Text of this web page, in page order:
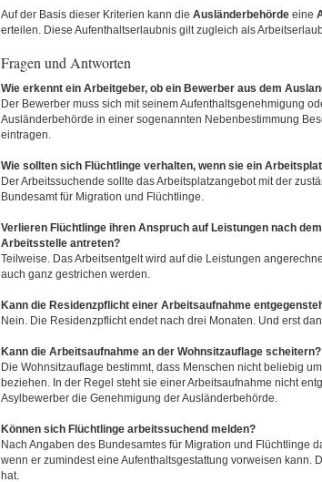
Auf der Basis dieser Kriterien kann die Ausländerbehördeeine
erteilen. Diese Aufenthaltserlaubnis gilt zugleich als
Fragen und Antworten
Wie erkennt ein Arbeitgeber, ob ein Bewerber aus dem
Der Bewerber muss sich mit seinem Aufenthaltsgenehmigung
Ausländerbehörde in einer sogenannten Nebenbestimmung
eintragen.
Wie sollten sich Flüchtlinge verhalten, wenn sie ein
Der Arbeitssuchende sollte das Arbeitsplatzangebot mit der
Bundesamt für Migration und Flüchtlinge.
Verlieren Flüchtlinge ihren Anspruch auf Leistungen nach
Arbeitsstelle antreten?
Teilweise. Das Arbeitsentgelt wird auf die Leistungen
auch ganz gestrichen werden.
Kann die Residenzpflicht einer Arbeitsaufnahme
Nein. Die Residenzpflicht endet nach drei Monaten. Und erst
Kann die Arbeitsaufnahme an der Wohnsitzauflage scheitern?
Die Wohnsitzauflage bestimmt, dass Menschen nicht beliebig
beziehen. In der Regel steht sie einer Arbeitsaufnahme nicht
Asylbewerber die Genehmigung der Ausländerbehörde.
Können sich Flüchtlinge arbeitssuchend melden?
Nach Angaben des Bundesamtes für Migration und Flüchtlinge
wenn er zumindest eine Aufenthaltsgestattung vorweisen kann.
hat.